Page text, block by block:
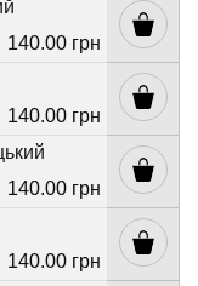
140.00 грн
140.00 грн
140.00 грн
140.00 грн